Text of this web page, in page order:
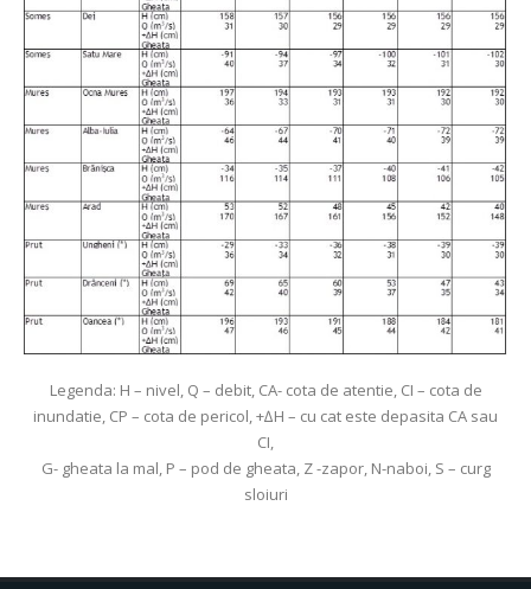
Legenda: H – nivel, Q – debit, CA- cota de atentie, CI – cota de
inundatie, CP – cota de pericol, +∆H – cu cat este depasita CA sau
CI,
G- gheata la mal, P – pod de gheata, Z -zapor, N-naboi, S – curg
sloiuri